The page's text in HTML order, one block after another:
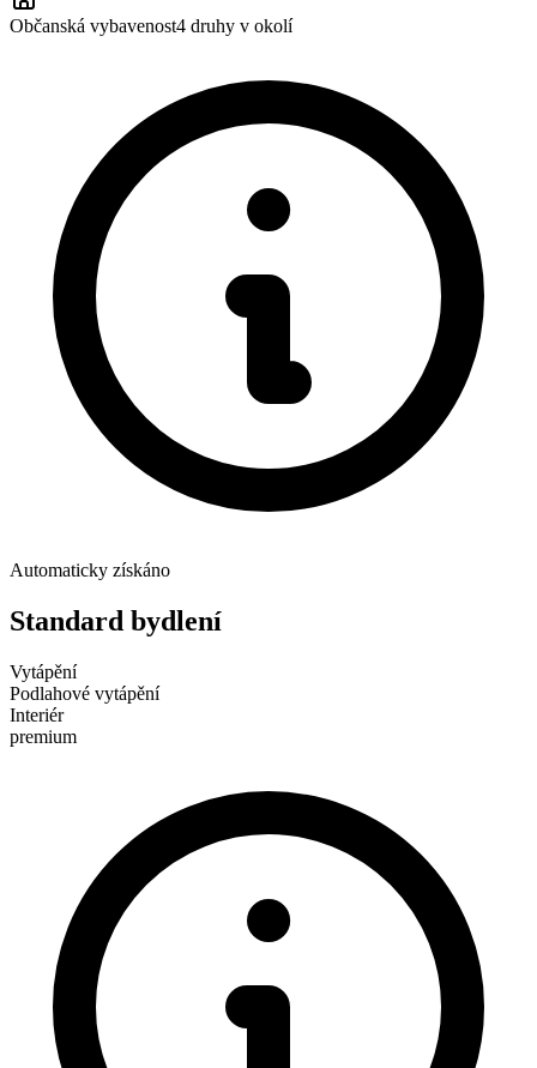
Občanská vybavenost4 druhy v okolí
Automaticky získáno
Standard bydlení
Vytápění
Podlahové vytápění
Interiér
premium